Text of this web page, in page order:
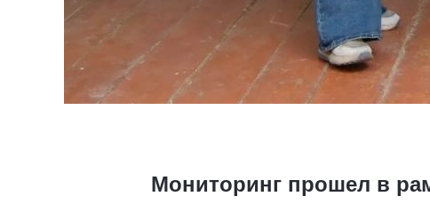
Мониторинг прошел в